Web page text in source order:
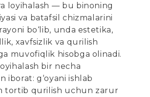
loyihalash — bu binoning
va batafsil chizmalarini
bo‘lib, unda estetika,
xavfsizlik va qurilish
muvofiqlik hisobga olinadi.
bir necha
iborat: g‘oyani ishlab
tortib qurilish uchun zarur